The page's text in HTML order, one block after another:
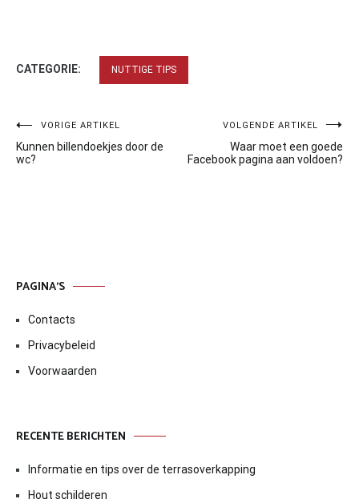
CATEGORIE: NUTTIGE TIPS
Bericht
navigatie
VORIGE ARTIKEL
Kunnen billendoekjes door de
wc?
VOLGENDE ARTIKEL
Waar moet een goede
Facebook pagina aan voldoen?
PAGINA’S
Contacts
Privacybeleid
Voorwaarden
RECENTE BERICHTEN
Informatie en tips over de terrasoverkapping
Hout schilderen